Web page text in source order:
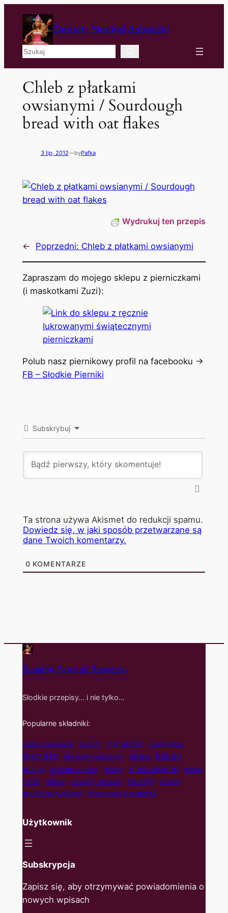
Śladami Słodkiej Babeczki
Szukaj
Chleb z płatkami
owsianymi / Sourdough
bread with oat flakes
3 lip, 2012—byPafka
Wydrukuj ten przepis
← Poprzedni: Chleb z płatkami owsianymi
Zapraszam do mojego sklepu z pierniczkami
(i maskotkami Zuzi):
Polub nasz piernikowy profil na facebooku ->
FB – Słodkie Pierniki
Subskrybuj
Ta strona używa Akismet do redukcji spamu.
Dowiedz się, w jaki sposób przetwarzane są
dane Twoich komentarzy.
0 KOMENTARZE
Śladami Słodkiej Babeczki
Słodkie przepisy… i nie tylko…
Popularne składniki:
biała czekolada budyń cynamon czekolada
drożdże ekstrakt waniliowy jabłka kakao
kruche kruche ciasto maliny mascarpone masło
miód mleko orzechy włoskie twaróg wanilia
wiórki kokosowe śmietanka kremówka
Użytkownik
Subskrypcja
Zapisz się, aby otrzymywać powiadomienia o
nowych wpisach